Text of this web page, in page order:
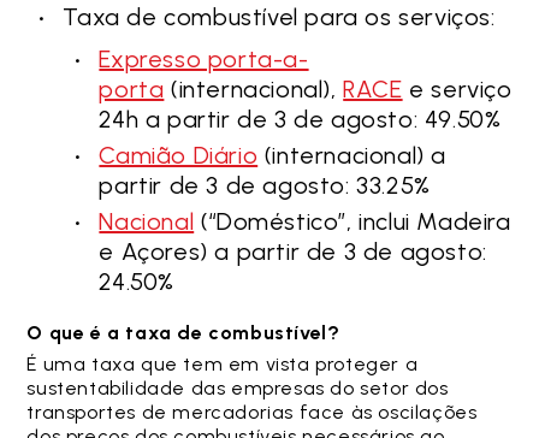
Taxa de combustível para os serviços:
Expresso porta-a-
porta (internacional),RACE e serviço
24h a partir de 3 de agosto: 49.50%
Camião Diário (internacional) a
partir de 3 de agosto: 33.25%
Nacional (“Doméstico”, inclui Madeira
e Açores) a partir de 3 de agosto:
24.50%
O que é a taxa de combustível?
É uma taxa que tem em vista proteger a
sustentabilidade das empresas do setor dos
transportes de mercadorias face às oscilações